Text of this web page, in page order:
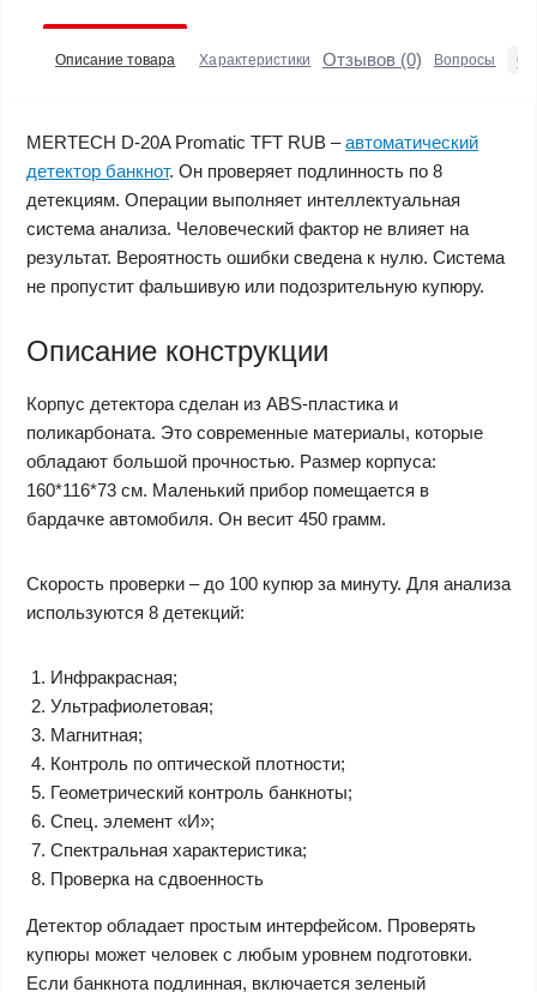
Описание товара Характеристики Отзывов (0) Вопросы 0
MERTECH D-20A Promatic TFT RUB –автоматический
детектор банкнот. Он проверяет подлинность по 8
детекциям. Операции выполняет интеллектуальная
система анализа. Человеческий фактор не влияет на
результат. Вероятность ошибки сведена к нулю. Система
не пропустит фальшивую или подозрительную купюру.
Описание конструкции
Корпус детектора сделан из ABS-пластика и
поликарбоната. Это современные материалы, которые
обладают большой прочностью. Размер корпуса:
160*116*73 см. Маленький прибор помещается в
бардачке автомобиля. Он весит 450 грамм.
Скорость проверки – до 100 купюр за минуту. Для анализа
используются 8 детекций:
Инфракрасная;
Ультрафиолетовая;
Магнитная;
Контроль по оптической плотности;
Геометрический контроль банкноты;
Спец. элемент «И»;
Спектральная характеристика;
Проверка на сдвоенность
Детектор обладает простым интерфейсом. Проверять
купюры может человек с любым уровнем подготовки.
Если банкнота подлинная, включается зеленый